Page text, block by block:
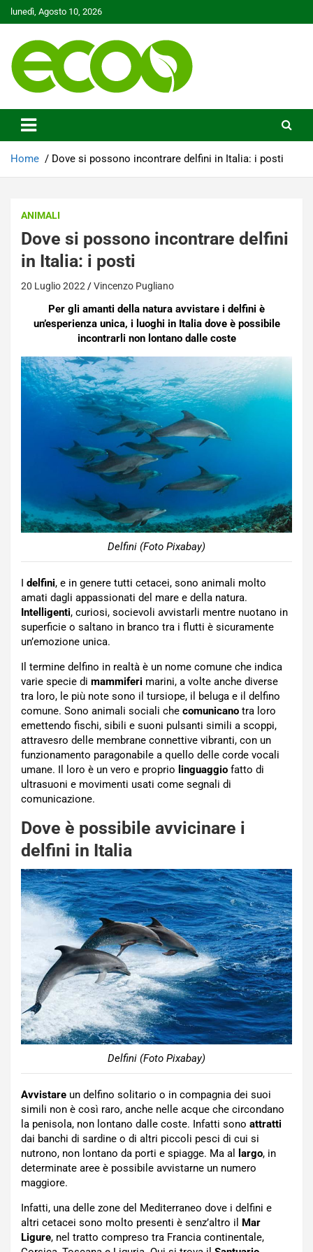
Skip
to
lunedì, Agosto 10, 2026
Ecoo.it
Home Dove si possono incontrare delfini in Italia: i posti
ANIMALI
Dove si possono incontrare delfini
in Italia: i posti
20 Luglio 2022 Vincenzo Pugliano
Per gli amanti della natura avvistare i delfini è
un’esperienza unica, i luoghi in Italia dove è possibile
incontrarli non lontano dalle coste
Delfini (Foto Pixabay)
I delfini, e in genere tutti cetacei, sono animali molto
amati dagli appassionati del mare e della natura.
Intelligenti, curiosi, socievoli avvistarli mentre nuotano in
superficie o saltano in branco tra i flutti è sicuramente
un’emozione unica.
Il termine delfino in realtà è un nome comune che indica
varie specie di mammiferi marini, a volte anche diverse
tra loro, le più note sono il tursiope, il beluga e il delfino
comune. Sono animali sociali che comunicano tra loro
emettendo fischi, sibili e suoni pulsanti simili a scoppi,
attravesro delle membrane connettive vibranti, con un
funzionamento paragonabile a quello delle corde vocali
umane. Il loro è un vero e proprio linguaggio fatto di
ultrasuoni e movimenti usati come segnali di
comunicazione.
Dove è possibile avvicinare i
delfini in Italia
Delfini (Foto Pixabay)
Avvistare un delfino solitario o in compagnia dei suoi
simili non è così raro, anche nelle acque che circondano
la penisola, non lontano dalle coste. Infatti sono attratti
dai banchi di sardine o di altri piccoli pesci di cui si
nutrono, non lontano da porti e spiagge. Ma al
largo, in
determinate aree è possibile avvistarne un numero
maggiore.
Infatti, una delle zone del Mediterraneo dove i delfini e
altri cetacei sono molto presenti è senz’altro il
Mar
Ligure, nel tratto compreso tra Francia continentale,